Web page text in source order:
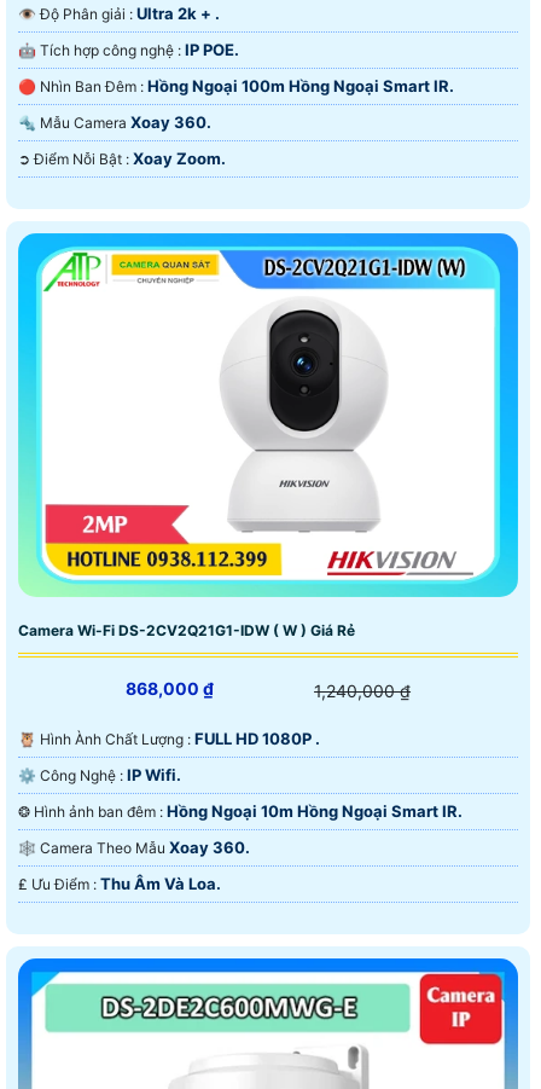
👁 Độ Phân giải : Ultra 2k + .
🤖️ Tích hợp công nghệ : IP POE.
🔴 Nhìn Ban Đêm : Hồng Ngoại 100m Hồng Ngoại Smart IR.
🔩 Mẫu Camera Xoay 360.
️➲ Điểm Nỗi Bật : Xoay Zoom.
Camera Wi-Fi DS-2CV2Q21G1-IDW ( W ) Giá Rẻ
868,000 ₫ 1,240,000 ₫
🦉 Hình Ành Chất Lượng : FULL HD 1080P .
⚙ Công Nghệ : IP Wifi.
❂ Hình ảnh ban đêm : Hồng Ngoại 10m Hồng Ngoại Smart IR.
🕸️ Camera Theo Mẫu Xoay 360.
️₤ Ưu Điểm : Thu Âm Và Loa.